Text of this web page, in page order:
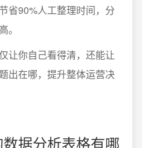
省90%人工整理时间，分
。
让你自己看得清，还能让
出在哪，提升整体运营决
据分析表格有哪